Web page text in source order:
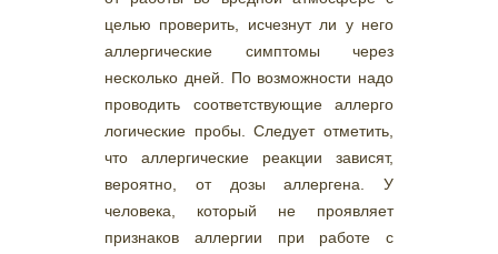
целью проверить, исчезнут ли у него
аллергические симптомы через
несколько дней. По возможности надо
проводить соответствующие аллерго
логические пробы. Следует отметить,
что аллергические реакции зависят,
вероятно, от дозы аллергена. У
человека, который не проявляет
признаков аллергии при работе с